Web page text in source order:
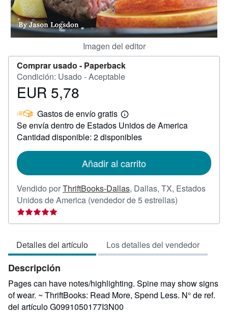
Imagen del editor
Comprar usado - Paperback
Condición: Usado - Aceptable
Precio
5,78
EUR 5,78
Gastos de envío gratis
Más
información
sobre
las
envío
Se envía dentro de Estados Unidos de America
Cantidad disponible: 2 disponibles
Añadir al carrito
Vendido porThriftBooks-Dallas, Dallas, TX, Estados
Unidos de America (vendedor de 5 estrellas)
vendedor:
de
5
Detalles del artículo Los detalles del vendedor
Descripción
Pages can have notes/highlighting. Spine may show signs
of wear. ~ ThriftBooks: Read More, Spend Less. N° de ref.
del artículo G0991050177I3N00